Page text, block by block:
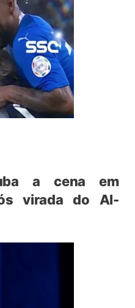
a cena em
virada do Al-